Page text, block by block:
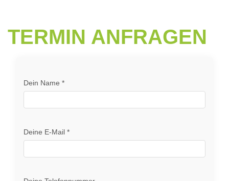
TERMIN ANFRAGEN
Dein Name *
Deine E-Mail *